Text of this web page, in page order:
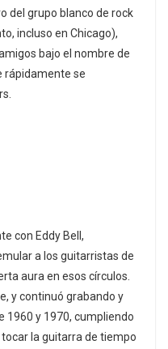
del grupo blanco de rock
incluso en Chicago),
bajo el nombre de
rápidamente se
con Eddy Bell,
a los guitarristas de
aura en esos círculos.
y continuó grabando y
1960 y 1970, cumpliendo
la guitarra de tiempo